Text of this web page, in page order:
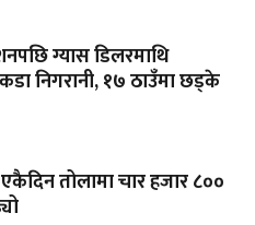
ग्यास डिलरमाथि
निगरानी, १७ ठाउँमा छड्के
तोलामा चार हजार ८००